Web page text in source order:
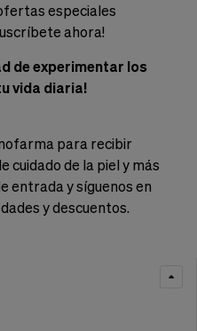
especiales
ahora!
de experimentar los
vida diaria!
para recibir
cuidado de la piel y más
entrada y síguenos en
y descuentos.